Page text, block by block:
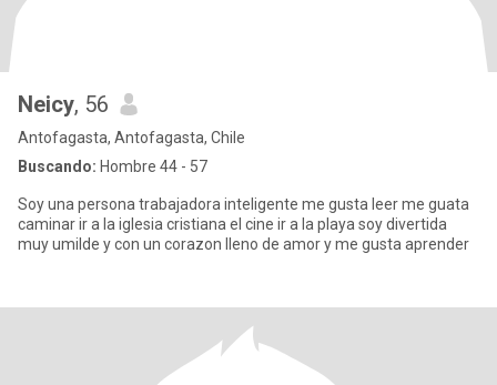
Neicy, 56
Antofagasta, Antofagasta, Chile
Buscando: Hombre 44 - 57
Soy una persona trabajadora inteligente me gusta leer me guata
caminar ir a la iglesia cristiana el cine ir a la playa soy divertida
muy umilde y con un corazon lleno de amor y me gusta aprender